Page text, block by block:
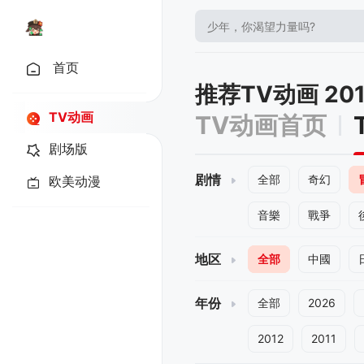
首页
TV动画
剧场版
欧美动漫
推荐TV动画
TV动画首页
剧情 全部 奇幻
音樂 戰爭
地区 全部 中國
年份 全部 2026
2012 2011